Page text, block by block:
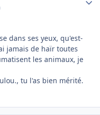
dans ses yeux, qu'est-
jamais de haïr toutes
les animaux, je
tu l'as bien mérité.